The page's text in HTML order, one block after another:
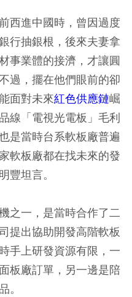
西進中國時，曾因過度
行抽銀根，後來夫妻拿
事業體的接濟，才讓圓
過，擺在他們眼前的卻
面對未來紅色供應鏈崛
線「電視光電板」毛利
是當時台系軟板廠普遍
軟板廠都在找未來的發
豐坦言。
之一，是當時合作了二
提出協助開發高階軟板
手上研發資源有限，一
板廠訂單，另一邊是陪
。